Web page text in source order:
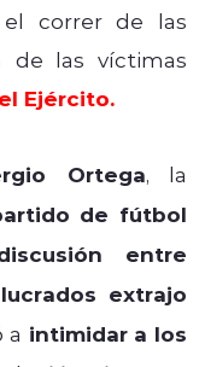
el correr de las
de las víctimas
Ejército.
Ortega, la
de fútbol
entre
extrajo
a intimidar a los